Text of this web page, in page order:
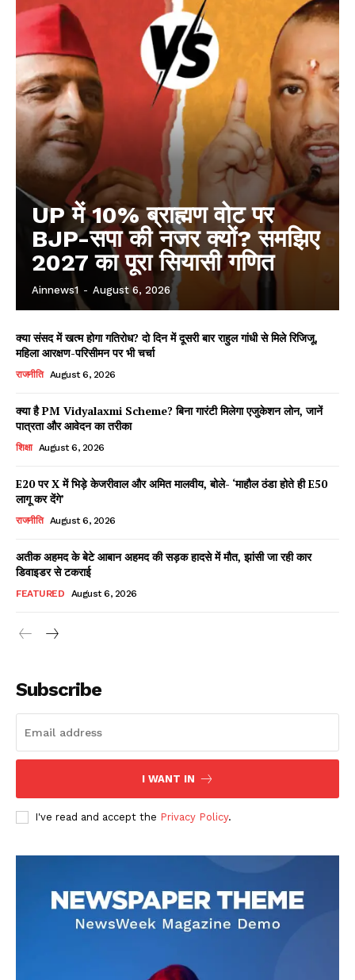
Facebook
X WhatsApp
Read Latest News on AIN
DOWNLOAD NOW
UP में 10% ब्राह्मण वोट पर
BJP-सपा की नजर क्यों? समझिए
2027 का पूरा सियासी गणित
Ainnews1 - August 6, 2026
क्या संसद में खत्म होगा गतिरोध? दो दिन में दूसरी बार राहुल गांधी से मिले रिजिजू,
महिला आरक्षण-परिसीमन पर भी चर्चा
राजनीति August 6, 2026
क्या है PM Vidyalaxmi Scheme? बिना गारंटी मिलेगा एजुकेशन लोन, जानें
पात्रता और आवेदन का तरीका
शिक्षा August 6, 2026
E20 पर X में भिड़े केजरीवाल और अमित मालवीय, बोले- ‘माहौल ठंडा होते ही E50
लागू कर देंगे’
राजनीति August 6, 2026
अतीक अहमद के बेटे आबान अहमद की सड़क हादसे में मौत, झांसी जा रही कार
डिवाइडर से टकराई
FEATURED August 6, 2026
Subscribe
I WANT IN
I've read and accept the Privacy Policy.